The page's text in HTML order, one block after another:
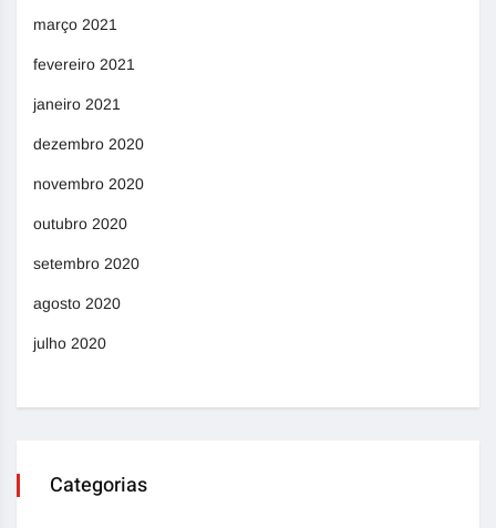
março 2021
fevereiro 2021
janeiro 2021
dezembro 2020
novembro 2020
outubro 2020
setembro 2020
agosto 2020
julho 2020
Categorias